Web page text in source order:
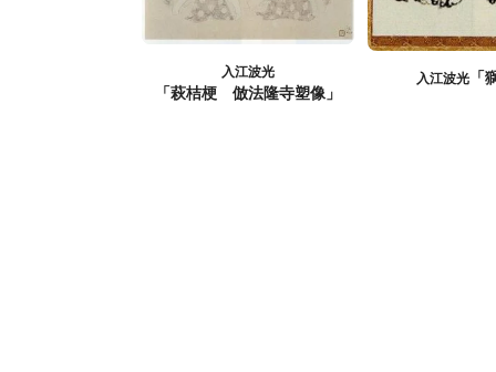
入江波光
「萩桔梗 倣法隆寺塑像」
入江波光 「